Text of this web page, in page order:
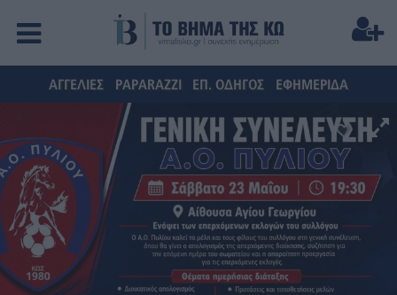
ΑΓΓΕΛΙΕΣ PAPARAZZI ΕΠ. ΟΔΗΓΟΣ ΕΦΗΜΕΡΙΔΑ